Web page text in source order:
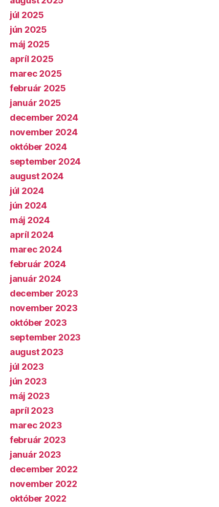
júl 2025
jún 2025
máj 2025
apríl 2025
marec 2025
február 2025
január 2025
december 2024
november 2024
október 2024
september 2024
august 2024
júl 2024
jún 2024
máj 2024
apríl 2024
marec 2024
február 2024
január 2024
december 2023
november 2023
október 2023
september 2023
august 2023
júl 2023
jún 2023
máj 2023
apríl 2023
marec 2023
február 2023
január 2023
december 2022
november 2022
október 2022